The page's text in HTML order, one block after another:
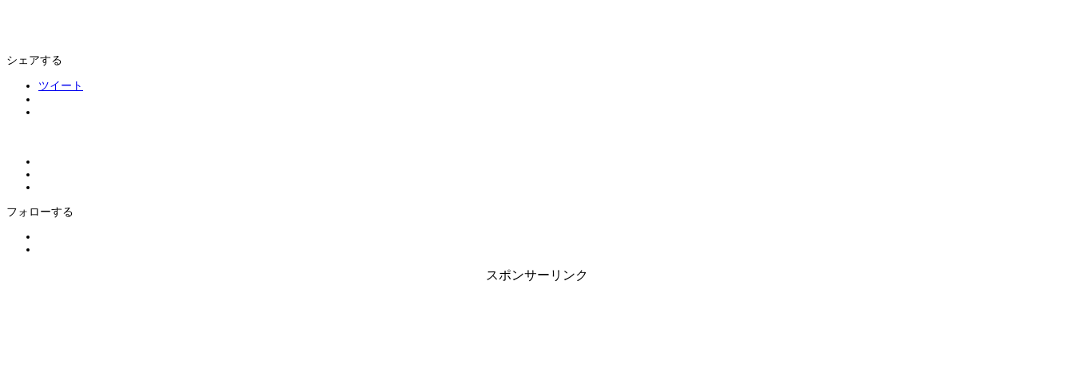
シェアする
ツイート
フォローする
スポンサーリンク